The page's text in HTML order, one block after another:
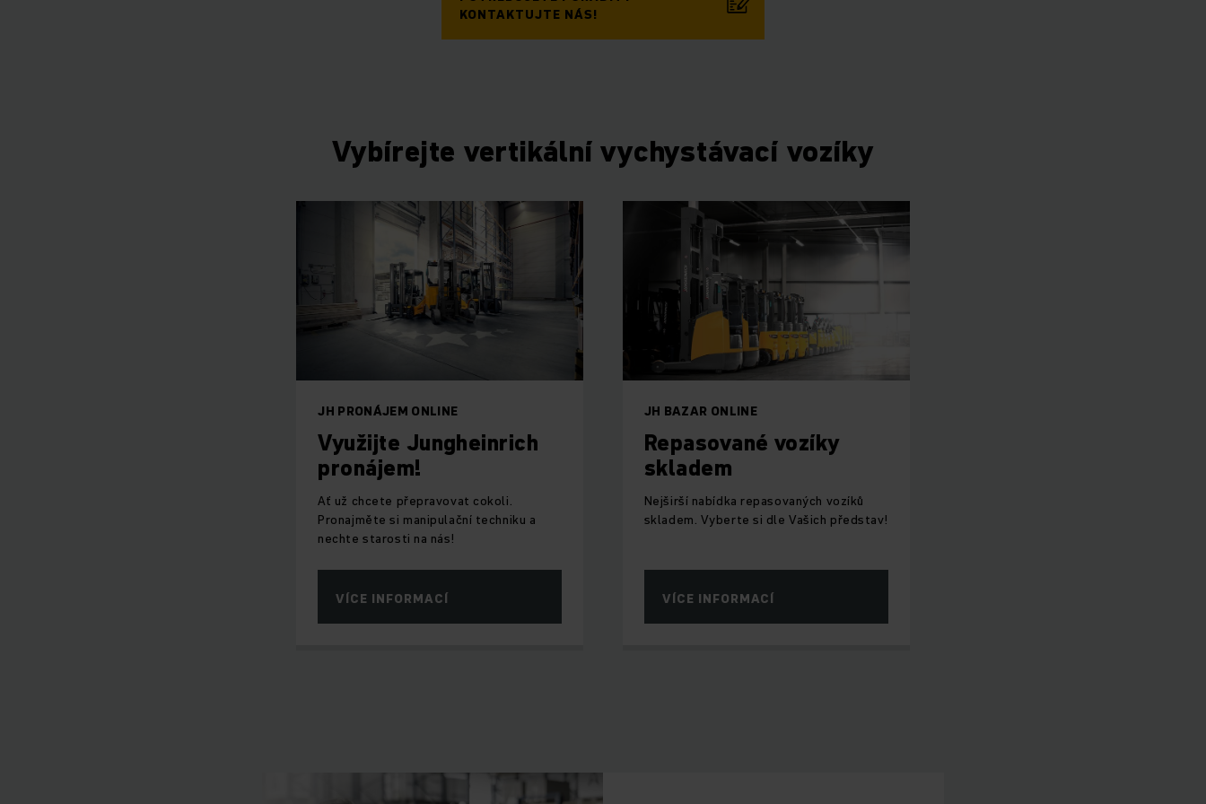
KONTAKTUJTE NÁS!
Vybírejte vertikální vychystávací vozíky
JH PRONÁJEM ONLINE
Využijte Jungheinrich
pronájem!
Ať už chcete přepravovat cokoli.
Pronajměte si manipulační techniku a
nechte starosti na nás!
VÍCE INFORMACÍ
JH BAZAR ONLINE
Repasované vozíky
skladem
Nejširší nabídka repasovaných vozíků
skladem. Vyberte si dle Vašich představ!
VÍCE INFORMACÍ